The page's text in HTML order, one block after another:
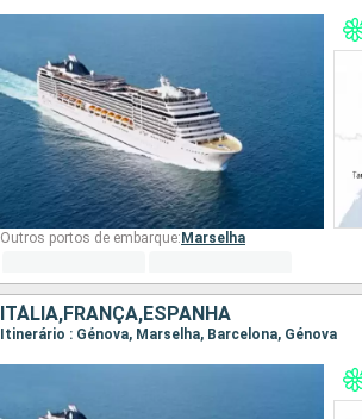
Outros portos de embarque: Marselha
ITÁLIA,FRANÇA,ESPANHA
Itinerário : Génova, Marselha, Barcelona, Génova